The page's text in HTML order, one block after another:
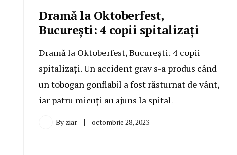
Dramă la Oktoberfest,
București: 4 copii spitalizați
Dramă la Oktoberfest, București: 4 copii
spitalizați. Un accident grav s-a produs când
un tobogan gonflabil a fost răsturnat de vânt,
iar patru micuți au ajuns la spital.
By ziar octombrie 28, 2023